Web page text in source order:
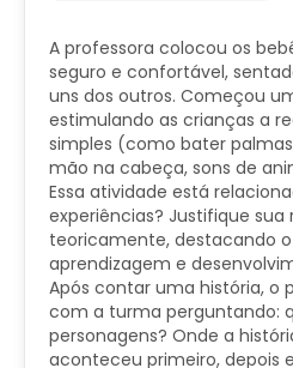
A professora colocou os
seguro e confortável,
uns dos outros. Começou
estimulando as crianças a
simples (como bater
mão na cabeça, sons de
Essa atividade está
experiências? Justifique sua
teoricamente, destacando
aprendizagem e
Após contar uma história, o
com a turma perguntando:
personagens? Onde a
aconteceu primeiro, depois